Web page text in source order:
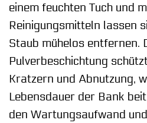
einem feuchten Tuch und
Reinigungsmitteln lassen
Staub mühelos entfernen.
Pulverbeschichtung
Kratzern und Abnutzung,
Lebensdauer der Bank
den Wartungsaufwand